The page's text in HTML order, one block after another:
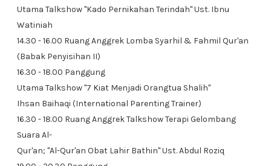
Utama Talkshow "Kado Pernikahan Terindah" Ust. Ibnu
Watiniah
14.30 - 16.00 Ruang Anggrek Lomba Syarhil & Fahmil Qur'an
(Babak Penyisihan II)
16.30 - 18.00 Panggung
Utama Talkshow "7 Kiat Menjadi Orangtua Shalih"
Ihsan Baihaqi (International Parenting Trainer)
16.30 - 18.00 Ruang Anggrek Talkshow Terapi Gelombang
Suara Al-
Qur'an; "Al-Qur'an Obat Lahir Bathin" Ust. Abdul Roziq